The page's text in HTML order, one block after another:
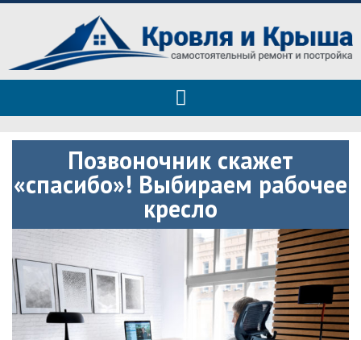
Roof tops — только полезные
советы
Полезные советы при строительстве дома и ремонте
Позвоночник скажет
«спасибо»! Выбираем рабочее
кресло